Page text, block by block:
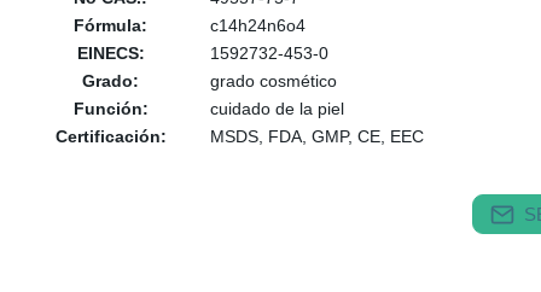
Fórmula:
c14h24n6o4
EINECS:
1592732-453-0
Grado:
grado cosmético
Función:
cuidado de la piel
Certificación:
MSDS, FDA, GMP, CE, EEC